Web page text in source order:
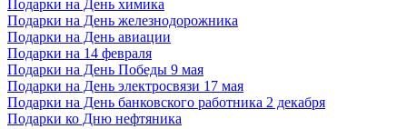
Подарки на День химика
Подарки на День железнодорожника
Подарки на День авиации
Подарки на 14 февраля
Подарки на День Победы 9 мая
Подарки на День электросвязи 17 мая
Подарки на День банковского работника 2 декабря
Подарки ко Дню нефтяника